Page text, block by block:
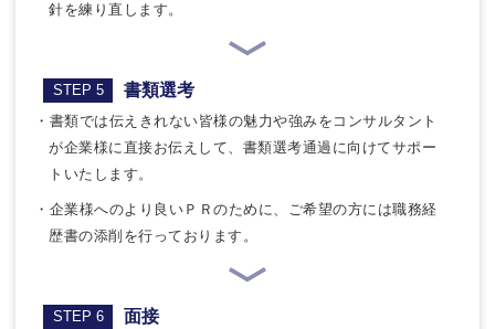
針を練り直します。
STEP 5 書類選考
・書類では伝えきれない皆様の魅力や強みをコンサルタント
が企業様に直接お伝えして、書類選考通過に向けてサポー
トいたします。
・企業様へのより良いＰＲのために、ご希望の方には職務経
歴書の添削を行っております。
STEP 6 面接